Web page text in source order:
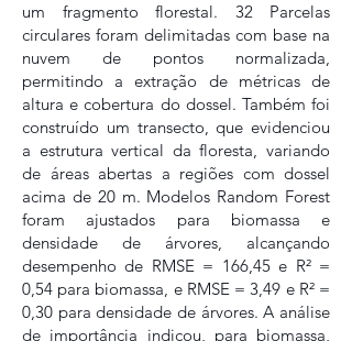
um fragmento florestal. 32 Parcelas
circulares foram delimitadas com base na
nuvem de pontos normalizada,
permitindo a extração de métricas de
altura e cobertura do dossel. Também foi
construído um transecto, que evidenciou
a estrutura vertical da floresta, variando
de áreas abertas a regiões com dossel
acima de 20 m. Modelos Random Forest
foram ajustados para biomassa e
densidade de árvores, alcançando
desempenho de RMSE = 166,45 e R² =
0,54 para biomassa, e RMSE = 3,49 e R² =
0,30 para densidade de árvores. A análise
de importância indicou, para biomassa,